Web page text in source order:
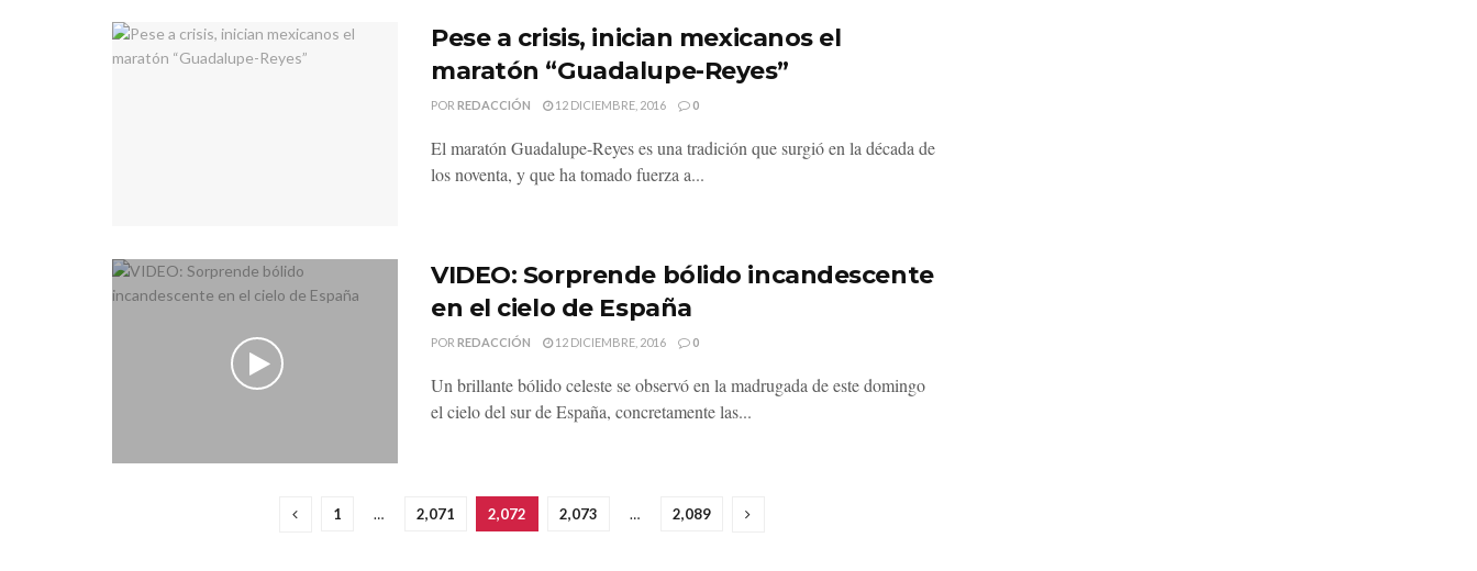
Pese a crisis, inician mexicanos el
maratón “Guadalupe-Reyes”
POR REDACCIÓN 12 DICIEMBRE, 2016 0
El maratón Guadalupe-Reyes es una tradición que surgió en la década de
los noventa, y que ha tomado fuerza a...
VIDEO: Sorprende bólido incandescente
en el cielo de España
POR REDACCIÓN 12 DICIEMBRE, 2016 0
Un brillante bólido celeste se observó en la madrugada de este domingo
el cielo del sur de España, concretamente las...
1 … 2,071 2,072 2,073 … 2,089